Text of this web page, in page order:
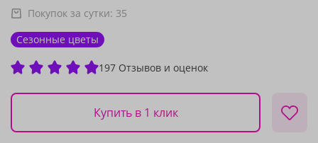
Покупок за сутки: 35
Сезонные цветы
197 Отзывов и оценок
Купить в 1 клик